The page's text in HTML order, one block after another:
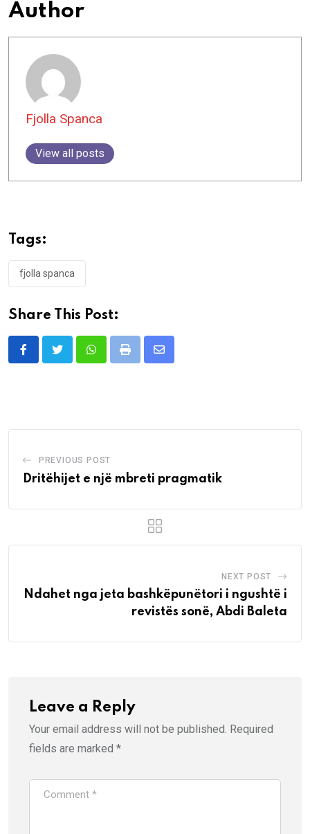
Author
Fjolla Spanca
View all posts
Tags:
fjolla spanca
Share This Post:
WhatsappPrint
Share
PREVIOUS POST
Dritëhijet e një mbreti pragmatik
NEXT POST
Ndahet nga jeta bashkëpunëtori i ngushtë i
revistës sonë, Abdi Baleta
Leave a Reply
Your email address will not be published. Required
fields are marked *